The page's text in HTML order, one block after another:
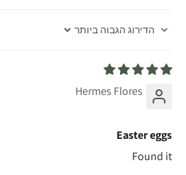
Sort by
Hermes Flores
Easter eggs
Found it